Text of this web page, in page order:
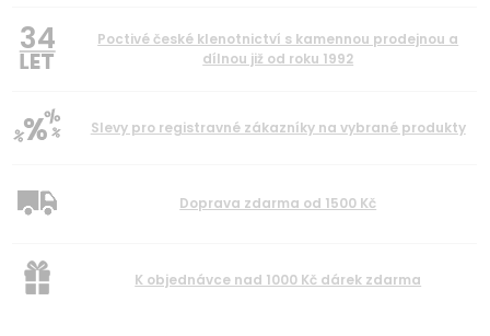
34
Poctivé české klenotnictví s kamennou prodejnou a
dílnou již od roku 1992
Slevy pro registravné zákazníky na vybrané produkty
Doprava zdarma od 1500 Kč
K objednávce nad 1000 Kč dárek zdarma